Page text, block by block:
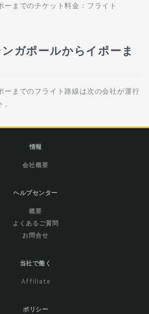
ーまでのチケット料金：フライト
ガポールからイポーま
ーまでのフライト路線は次の会社が運行
。
情報
会社概要
ヘルプセンター
概要
よくあるご質問
お問合せ
当社で働く
Affiliate
ポリシー